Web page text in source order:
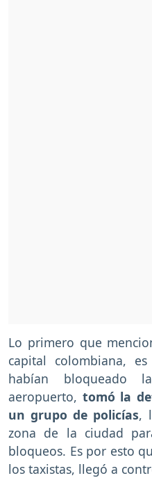
Lo primero que
capital colombiana,
habían bloqueado
aeropuerto, tomó la
un grupo de policías,
zona de la ciudad
bloqueos. Es por esto
los taxistas, llegó a